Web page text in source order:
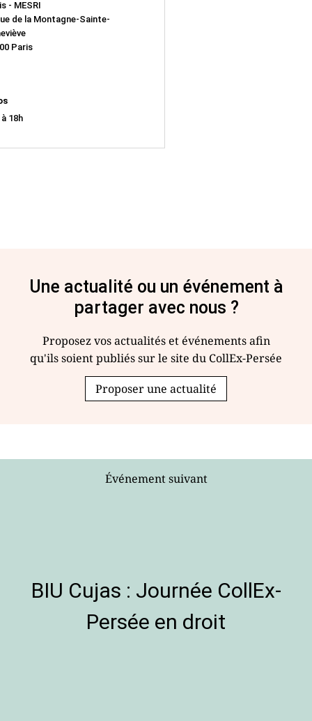
- MESRI
de la Montagne-Sainte-
Paris
18h
Une actualité ou un événement à
partager avec nous ?
Proposez vos actualités et événements afin
qu'ils soient publiés sur le site du CollEx-Persée
Proposer une actualité
Événement suivant
BIU Cujas : Journée CollEx-
Persée en droit